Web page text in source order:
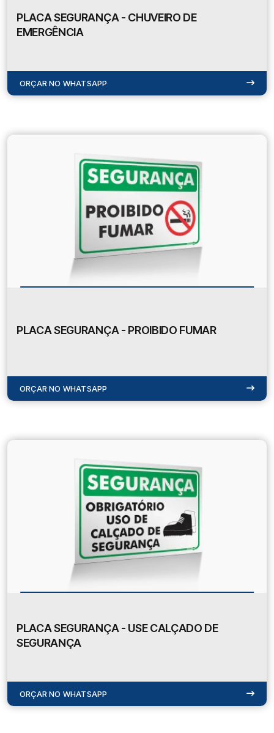
PLACA SEGURANÇA - CHUVEIRO DE
EMERGÊNCIA
ORÇAR NO WHATSAPP
PLACA SEGURANÇA - PROIBIDO FUMAR
ORÇAR NO WHATSAPP
PLACA SEGURANÇA - USE CALÇADO DE
SEGURANÇA
ORÇAR NO WHATSAPP